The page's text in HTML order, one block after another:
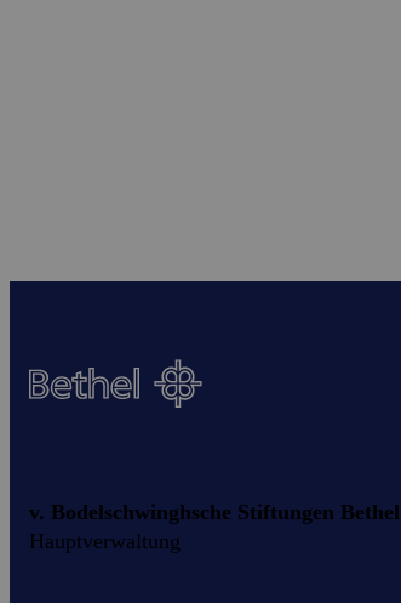
v. Bodelschwinghsche Stiftungen Bethel
Hauptverwaltung